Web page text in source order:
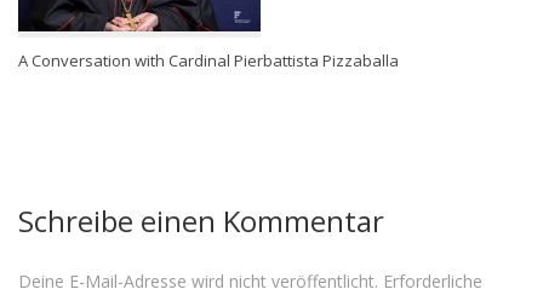
A Conversation with Cardinal Pierbattista Pizzaballa
Schreibe einen Kommentar
Deine E-Mail-Adresse wird nicht veröffentlicht. Erforderliche